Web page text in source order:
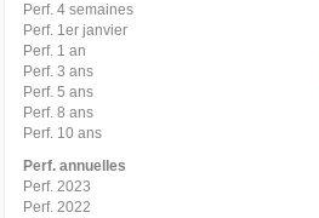
Perf. 4 semaines
Perf. 1er janvier
Perf. 1 an
Perf. 3 ans
Perf. 5 ans
Perf. 8 ans
Perf. 10 ans
Perf. annuelles
Perf. 2023
Perf. 2022